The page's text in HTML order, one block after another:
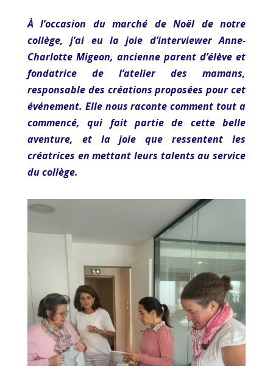
À l’occasion du marché de Noël de notre
collège, j’ai eu la joie d’interviewer Anne-
Charlotte Migeon, ancienne parent d’élève et
fondatrice de l’atelier des mamans,
responsable des créations proposées pour cet
événement. Elle nous raconte comment tout a
commencé, qui fait partie de cette belle
aventure, et la joie que ressentent les
créatrices en mettant leurs talents au service
du collège.